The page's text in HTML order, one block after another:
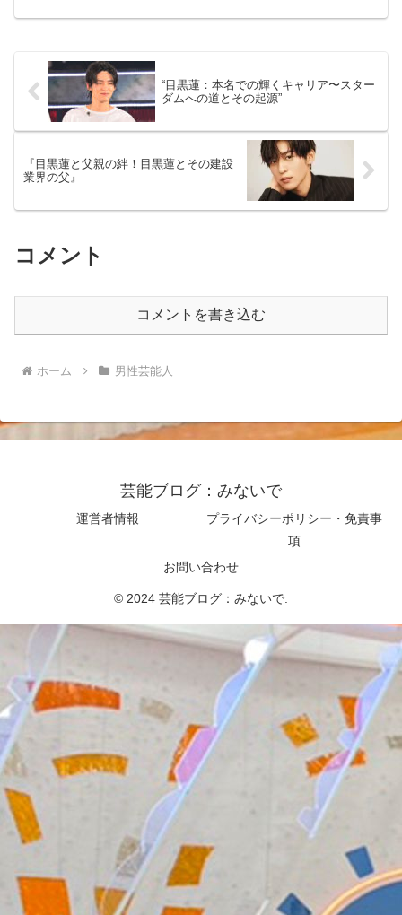
“目黒蓮：本名での輝くキャリア〜スター
ダムへの道とその起源”
『目黒蓮と父親の絆！目黒蓮とその建設
業界の父』
コメント
コメントを書き込む
ホーム 男性芸能人
芸能ブログ：みないで
運営者情報
プライバシーポリシー・免責事
項
お問い合わせ
© 2024 芸能ブログ：みないで.